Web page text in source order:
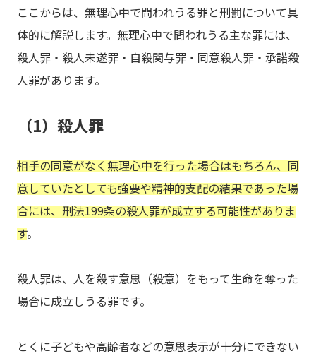
ここからは、無理心中で問われうる罪と刑罰について具
体的に解説します。無理心中で問われうる主な罪には、
殺人罪・殺人未遂罪・自殺関与罪・同意殺人罪・承諾殺
人罪があります。
（1）殺人罪
相手の同意がなく無理心中を行った場合はもちろん、同
意していたとしても強要や精神的支配の結果であった場
合には、刑法199条の殺人罪が成立する可能性がありま
す。
殺人罪は、人を殺す意思（殺意）をもって生命を奪った
場合に成立しうる罪です。
とくに子どもや高齢者などの意思表示が十分にできない